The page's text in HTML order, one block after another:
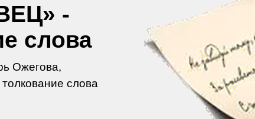
-
слова
Ожегова,
слова